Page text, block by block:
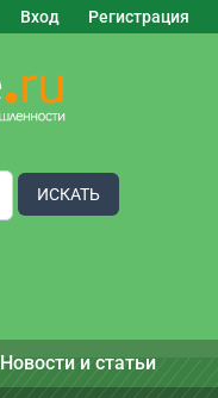
Вход Регистрация
ИСКАТЬ
Новости и статьи